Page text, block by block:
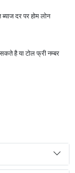
दर पर होम लोन
है या टोल फ्री नम्बर